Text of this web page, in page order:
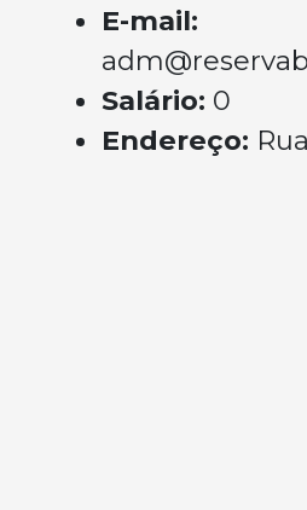
E-mail:
Salário: 0
Endereço: